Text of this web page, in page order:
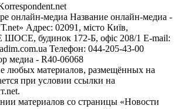
онлайн-медиа Название онлайн-медиа -
Адрес: 02091, місто Київ,
будинок 172-Б, офіс 208/1 E-mail:
Телефон: 044-205-43-00
медиа - R40-06068
любых материалов, размещённых на
при условии ссылки на
материалов со страницы «Новости